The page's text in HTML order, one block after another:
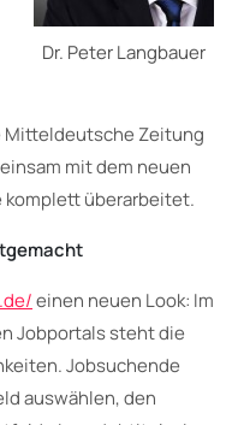
Dr. Peter Langbauer
Mitteldeutsche Zeitung
mit dem neuen
überarbeitet.
einen neuen Look: Im
Jobportals steht die
Jobsuchende
auswählen, den